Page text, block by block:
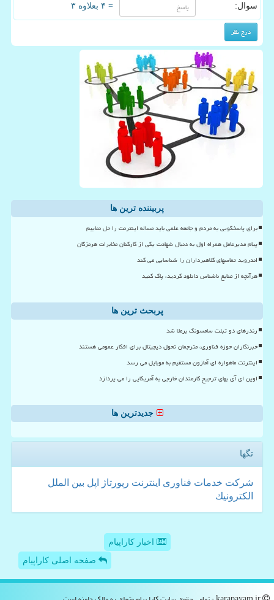
سوال: = ۴ بعلاوه ۳
پربیننده ترین ها
برای پاسخگویی به مردم و جامعه علمی باید مساله اینترنت را حل نماییم
پیام مدیرعامل همراه اول به دنبال شهادت یکی از کارکنان مخابرات هرمزگان
اندروید تماسهای کلاهبرداران را شناسایی می کند
هرآنچه از منابع ناشناس دانلود کردید، پاک کنید
پربحث ترین ها
رندرهای دو تبلت سامسونگ برملا شد
خبرنگاران حوزه فناوری، مترجمان تحول دیجیتال برای افکار عمومی هستند
اینترنت ماهواره ای آمازون مستقیم به موبایل می رسد
اوپن ای آی بهای ترجیح کارمندان خارجی به آمریکایی را می پردازد
جدیدترین ها
تگها
شركت خدمات فناوری اینترنت رپورتاژ اپل بین الملل
الكترونیك
اخبار کاراپیام
صفحه اصلی کاراپیام